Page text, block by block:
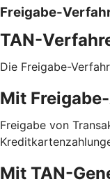
Freigabe-
TAN-
Die Freigabe-
Mit
Freigabe von
Mit TAN-